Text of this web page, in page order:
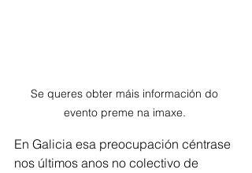
Se queres obter máis información do
evento preme na imaxe.
En Galicia esa preocupación céntrase
nos últimos anos no colectivo de